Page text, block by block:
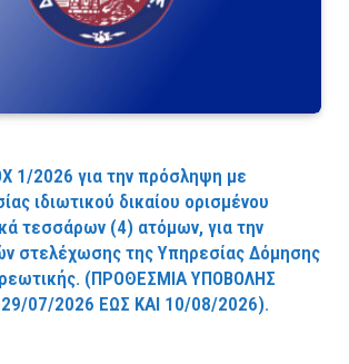
1/2026 για την πρόσληψη με
ιδιωτικού δικαίου ορισμένου
τεσσάρων (4) ατόμων, για την
στελέχωσης της Υπηρεσίας Δόμησης
(ΠPOΘEΣMIA YΠOBOΛHΣ
29/07/2026 EΩΣ KAI 10/08/2026).